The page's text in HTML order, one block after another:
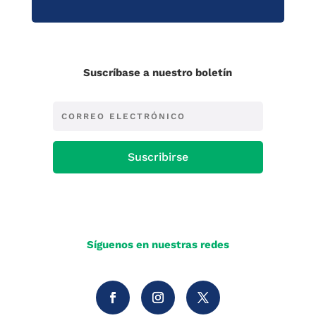
Suscríbase a nuestro boletín
Suscribirse
Síguenos en nuestras redes